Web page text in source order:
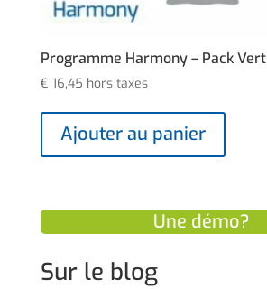
Programme Harmony – Pack Vert
€ 16,45 hors taxes
Ajouter au panier
Une démo?
Sur le blog